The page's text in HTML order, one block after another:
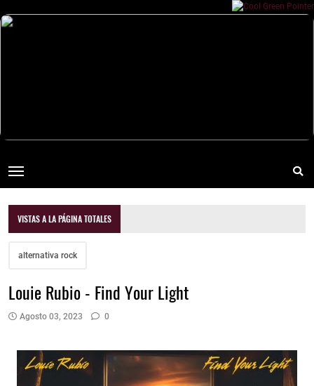
VISTAS A LA PÁGINA TOTALES
alternativa rock
Louie Rubio - Find Your Light
Agosto 03, 2023 0